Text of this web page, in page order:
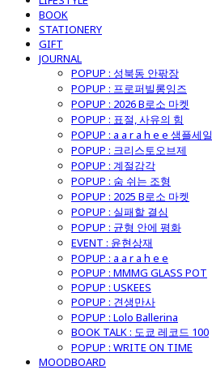
BOOK
STATIONERY
GIFT
JOURNAL
POPUP : 성북동 안팎장
POPUP : 프로퍼빌롱잉즈
POPUP : 2026 B로소 마켓
POPUP : 표절, 사유의 힘
POPUP : a a r a h e e 샘플세일
POPUP : 크리스토오브제
POPUP : 계절감각
POPUP : 숨 쉬는 조형
POPUP : 2025 B로소 마켓
POPUP : 실패할 결심
POPUP : 균형 안에 평화
EVENT : 윤현상재
POPUP : a a r a h e e
POPUP : MMMG GLASS POT
POPUP : USKEES
POPUP : 견생만사
POPUP : Lolo Ballerina
BOOK TALK : 도쿄 레코드 100
POPUP : WRITE ON TIME
MOODBOARD